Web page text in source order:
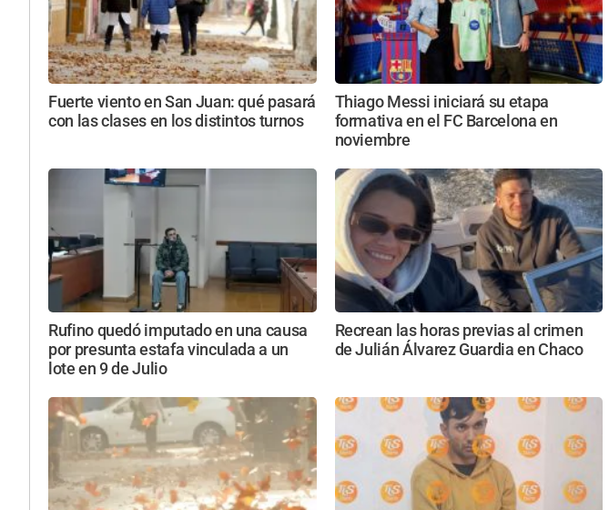
Fuerte viento en San Juan: qué pasará
con las clases en los distintos turnos
Thiago Messi iniciará su etapa
formativa en el FC Barcelona en
noviembre
Rufino quedó imputado en una causa
por presunta estafa vinculada a un
lote en 9 de Julio
Recrean las horas previas al crimen
de Julián Álvarez Guardia en Chaco